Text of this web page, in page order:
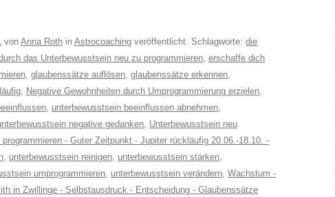
von Anna Roth in Astrocoaching veröffentlicht. Schlagworte: die
das Unterbewusstsein neu zu programmieren, erschaffe dich
, glaubenssätze auflösen, glaubenssätze erkennen,
, Negative Gewohnheiten durch Umprogrammierung erzielen,
, unterbewusstsein beeinflussen abnehmen,
negative gedanken, Unterbewusstsein neu
- Guter Zeitpunkt - Jupiter rückläufig 20.06.-18.10. -
, unterbewusstsein reinigen, unterbewusstsein stärken,
umprogrammieren, unterbewusstsein verändern, Wachstum -
in Zwillinge - Selbstausdruck - Entscheidung - Glaubenssätze